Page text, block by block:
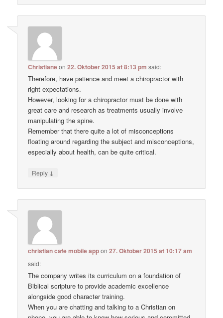
Christianeon22. Oktober 2015 at 8:13 pm said:
Therefore, have patience and meet a chiropractor with
right expectations.
However, looking for a chiropractor must be done with
great care and research as treatments usually involve
manipulating the spine.
Remember that there quite a lot of misconceptions
floating around regarding the subject and misconceptions,
especially about health, can be quite critical.
Reply ↓
christian cafe mobile appon27. Oktober 2015 at 10:17 am
said:
The company writes its curriculum on a foundation of
Biblical scripture to provide academic excellence
alongside good character training.
When you are chatting and talking to a Christian on